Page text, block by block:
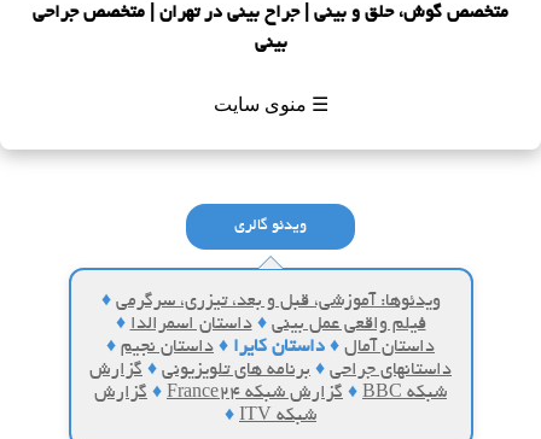
متخصص گوش، حلق و بینی | جراح بینی در تهران | متخصص جراحی
بینی
☰ منوی سایت
ویدئو گالری
ویدئوها: آموزشی، قبل و بعد، تیزری، سرگرمی ♦
فیلم واقعی عمل بینی ♦ داستان اسمرالدا ♦
داستان آمال ♦ داستان کایرا ♦ داستان نجیم ♦
داستانهای جراحی ♦ برنامه های تلویزیونی ♦ گزارش
شبکه BBC
♦ گزارش شبکه France24 ♦ گزارش
شبکه ITV
♦